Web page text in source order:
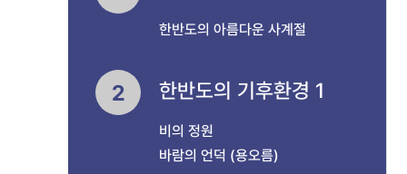
한반도의 아름다운 사계절
2 한반도의 기후환경 1
비의 정원
바람의 언덕 (용오름)